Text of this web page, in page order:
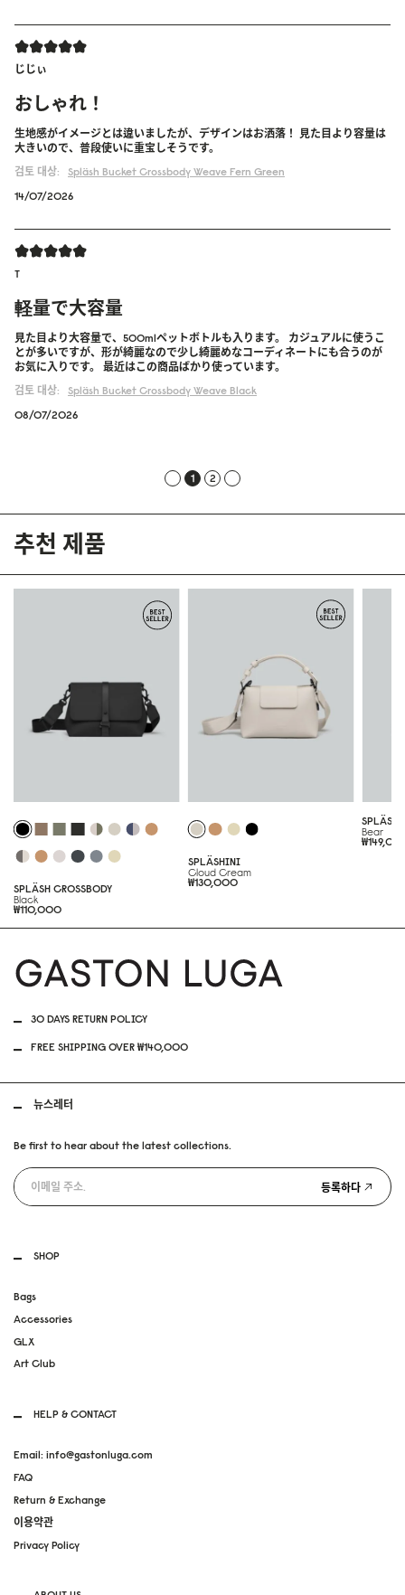
じじぃ
おしゃれ！
生地感がイメージとは違いましたが、デザインはお洒落！ 見た目より容量は
大きいので、普段使いに重宝しそうです。
검토 대상:
Spläsh Bucket Crossbody Weave Fern Green
14/07/2026
T
軽量で大容量
見た目より大容量で、500mlペットボトルも入ります。 カジュアルに使うこ
とが多いですが、形が綺麗なので少し綺麗めなコーディネートにも合うのが
お気に入りです。 最近はこの商品ばかり使っています。
검토 대상:
Spläsh Bucket Crossbody Weave Black
08/07/2026
1 2
추천 제품
SPLÄSH CROSSBODY
Black
₩110,000
SPLÄSHINI
Cloud Cream
₩130,000
SPLÄSH
Bear
30 DAYS RETURN POLICY
FREE SHIPPING OVER ₩140,000
SHOP
Bags
Accessories
GLX
Art Club
HELP & CONTACT
Email: info@gastonluga.com
FAQ
Return & Exchange
이용약관
Privacy Policy
뉴스레터
Be first to hear about the latest collections.
등록하다